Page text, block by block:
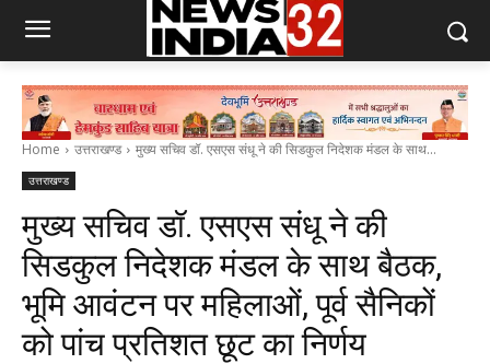
Home उत्तराखण्ड मुख्य सचिव डॉ. एसएस संधू ने की सिडकुल निदेशक मंडल के साथ...
उत्तराखण्ड
मुख्य सचिव डॉ. एसएस संधू ने की
सिडकुल निदेशक मंडल के साथ बैठक,
भूमि आवंटन पर महिलाओं, पूर्व सैनिकों
को पांच प्रतिशत छूट का निर्णय